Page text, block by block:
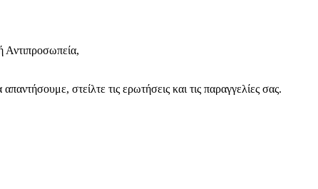
στείλτε τις ερωτήσεις και τις παραγγελίες σας.